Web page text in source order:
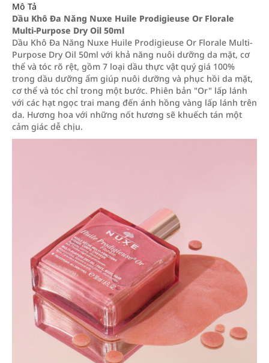
Mô Tả
Dầu Khô Đa Năng Nuxe Huile Prodigieuse Or Florale
Multi-Purpose Dry Oil 50ml
Dầu Khô Đa Năng Nuxe Huile Prodigieuse Or Florale Multi-
Purpose Dry Oil 50ml với khả năng nuôi dưỡng da mặt, cơ
thể và tóc rõ rệt, gồm 7 loại dầu thực vật quý giá 100%
trong dầu dưỡng ẩm giúp nuôi dưỡng và phục hồi da mặt,
cơ thể và tóc chỉ trong một bước. Phiên bản "Or" lấp lánh
với các hạt ngọc trai mang đến ánh hồng vàng lấp lánh trên
da. Hương hoa với những nốt hương sẽ khuếch tán một
cảm giác dễ chịu.